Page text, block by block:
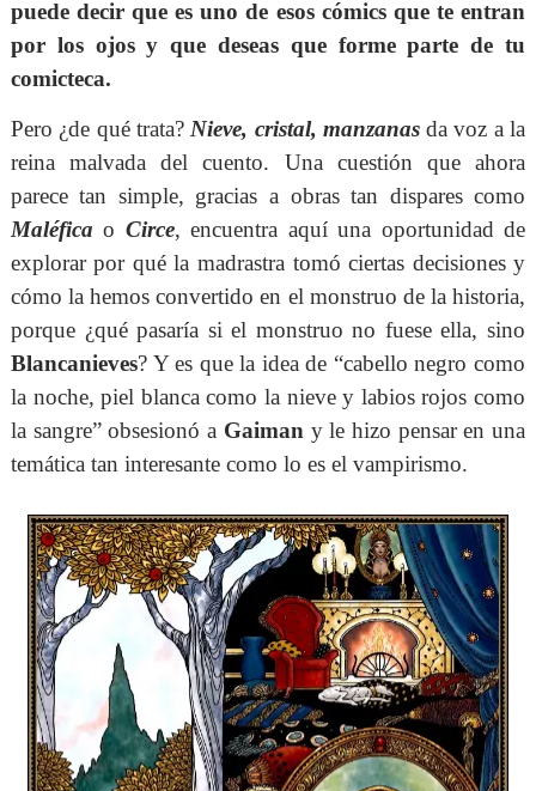
puede decir que es uno de esos cómics que te entran
por los ojos y que deseas que forme parte de tu
comicteca.
Pero ¿de qué trata?Nieve, cristal, manzanasda voz a la
reina malvada del cuento. Una cuestión que ahora
parece tan simple, gracias a obras tan dispares como
Maléficao Circe, encuentra aquí una oportunidad de
explorar por qué la madrastra tomó ciertas decisiones y
cómo la hemos convertido en el monstruo de la historia,
porque ¿qué pasaría si el monstruo no fuese ella, sino
Blancanieves? Y es que la idea de “cabello negro como
la noche, piel blanca como la nieve y labios rojos como
la sangre” obsesionó a Gaiman y le hizo pensar en una
temática tan interesante como lo es el vampirismo.